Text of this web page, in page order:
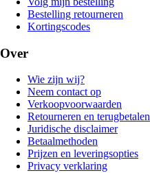
Bestelling retourneren
Kortingscodes
Over
Wie zijn wij?
Neem contact op
Verkoopvoorwaarden
Retourneren en terugbetalen
Juridische disclaimer
Betaalmethoden
Prijzen en leveringsopties
Privacy verklaring